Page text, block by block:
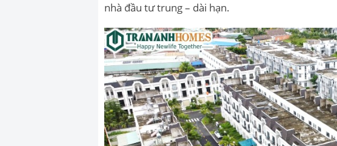
nhà đầu tư trung – dài hạn.